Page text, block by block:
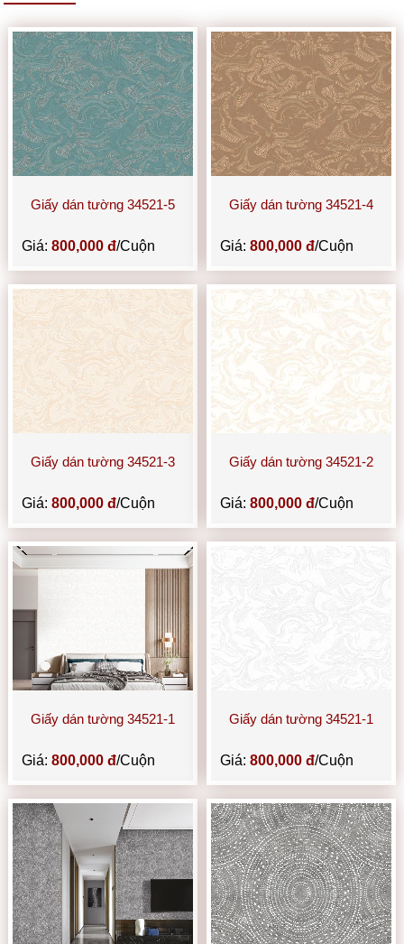
Giấy dán tường 34521-5
Giá:800,000 đ/Cuộn
Giấy dán tường 34521-4
Giá: 800,000 đ/Cuộn
Giấy dán tường 34521-3
Giá:800,000 đ/Cuộn
Giấy dán tường 34521-2
Giá: 800,000 đ/Cuộn
Giấy dán tường 34521-1
Giá:800,000 đ/Cuộn
Giấy dán tường 34521-1
Giá: 800,000 đ/Cuộn